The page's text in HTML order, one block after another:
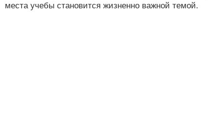
места учебы становится жизненно важной темой.